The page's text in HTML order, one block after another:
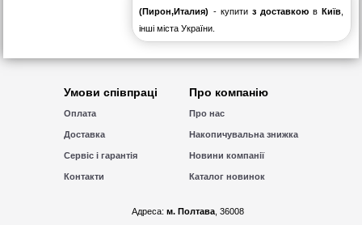
(Пирон,Италия) - купити з доставкою вКиїв
інші міста України.
Умови співпраці
Оплата
Доставка
Сервіс і гарантія
Контакти
Про компанію
Про нас
Накопичувальна знижка
Новини компанії
Каталог новинок
Адреса:м. Полтава , 36008